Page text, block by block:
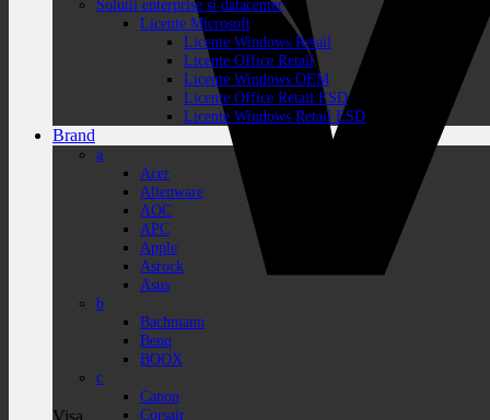
Visa
Solutii enterprise si datacenter
Licente Microsoft
Licente Windows Retail
Licente Office Retail
Licente Windows OEM
Licente Office Retail ESD
Licente Windows Retail ESD
Brand
a
Acer
Alienware
AOC
APC
Apple
Asrock
Asus
b
Bachmann
Benq
BOOX
c
Canon
Corsair